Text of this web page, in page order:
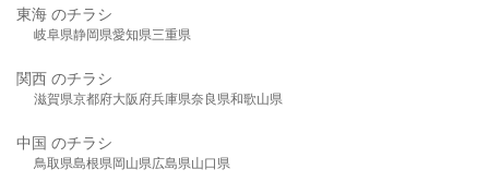
東海 のチラシ
岐阜県静岡県愛知県三重県
関西 のチラシ
滋賀県京都府大阪府兵庫県奈良県和歌山県
中国 のチラシ
鳥取県島根県岡山県広島県山口県